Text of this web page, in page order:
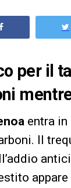
per il
entra
Il